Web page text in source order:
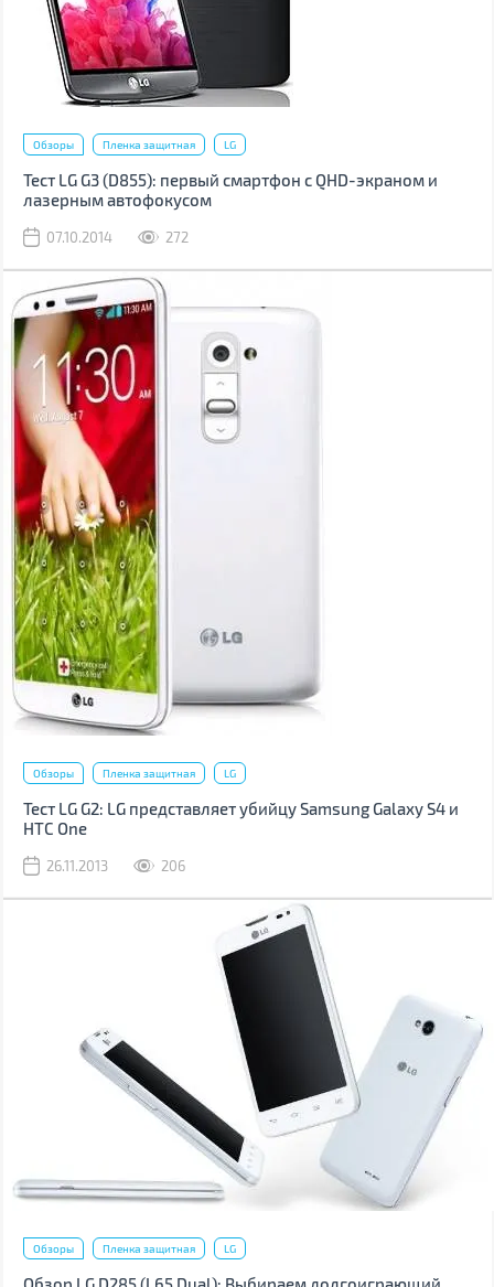
Обзоры Пленка защитная LG
Тест LG G3 (D855): первый смартфон с QHD-экраном и
лазерным автофокусом
07.10.2014 272
Обзоры Пленка защитная LG
Тест LG G2: LG представляет убийцу Samsung Galaxy S4 и
HTC One
26.11.2013 206
Обзоры Пленка защитная LG